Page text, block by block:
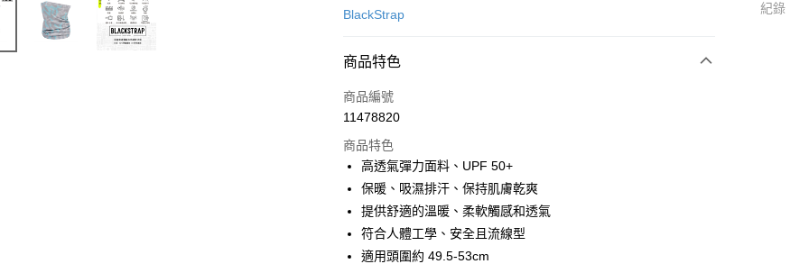
信用卡一次付款
Apple Pay
街口支付
悠遊付
Google Pay
全盈+PAY
BlackStrap
商品特色
商品編號
11478820
商品特色
高透氣彈力面料、UPF 50+
保暖、吸濕排汗、保持肌膚乾爽
提供舒適的溫暖、柔軟觸感和透氣
符合人體工學、安全且流線型
適用頭圍約 49.5-53cm
紀錄